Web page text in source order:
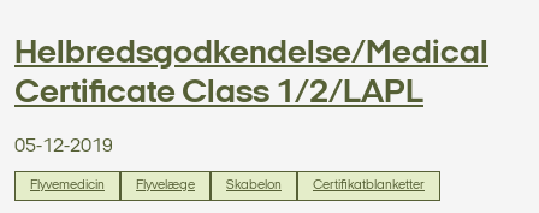
Helbredsgodkendelse/Medical
Certificate Class 1/2/LAPL
05-12-2019
Flyvemedicin Flyvelæge Skabelon Certifikatblanketter